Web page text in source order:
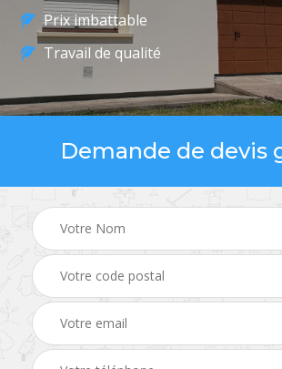
Prix imbattable
Travail de qualité
Demande de devis